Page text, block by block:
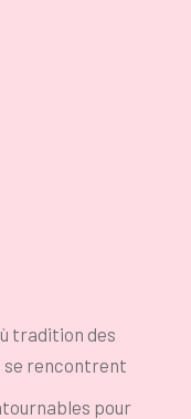
tradition des
se rencontrent
pour